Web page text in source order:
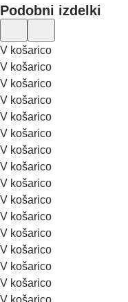
Podobni izdelki
V košarico
V košarico
V košarico
V košarico
V košarico
V košarico
V košarico
V košarico
V košarico
V košarico
V košarico
V košarico
V košarico
V košarico
V košarico
V košarico